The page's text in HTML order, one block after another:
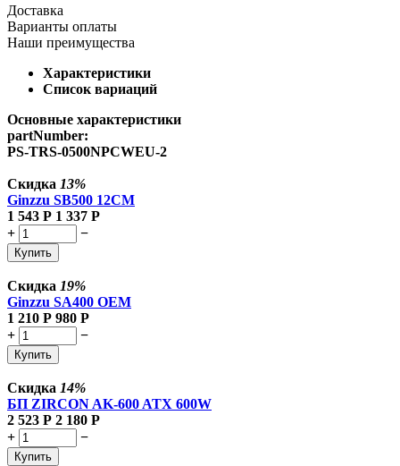
Доставка
Варианты оплаты
Наши преимущества
Характеристики
Список вариаций
Основные характеристики
partNumber:
PS-TRS-0500NPCWEU-2
Скидка 13%
Ginzzu SB500 12CM
1 543 Р 1 337 Р
+
−
Купить
Скидка 19%
Ginzzu SA400 OEM
1 210 Р 980 Р
+
−
Купить
Скидка 14%
БП ZIRCON AK-600 ATX 600W
2 523 Р 2 180 Р
+
−
Купить